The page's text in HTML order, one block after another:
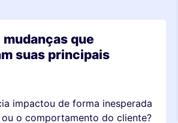
que
suas principais
impactou de forma inesperada
o comportamento do cliente?